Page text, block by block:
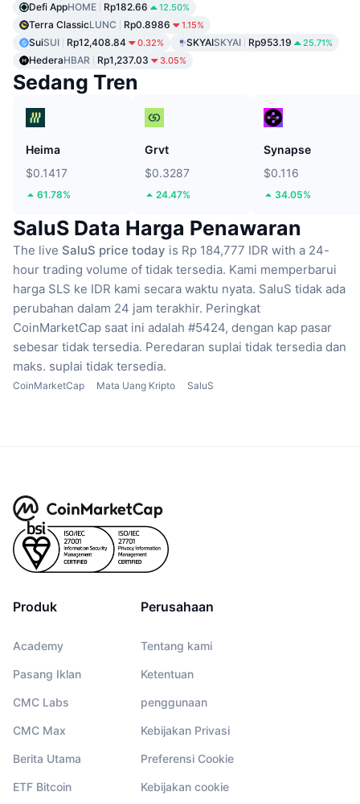
Defi AppHOME Rp182.66 12.50%
Terra ClassicLUNC Rp0.8986 1.15%
SuiSUI Rp12,408.84 0.32% SKYAISKYAI Rp953.19 25.71%
HederaHBAR Rp1,237.03 3.05%
Sedang Tren
Heima
$0.1417
61.78%
Grvt
$0.3287
24.47%
Synapse
$0.116
34.05%
SaluS Data Harga Penawaran
The live SaluS price today is Rp 184,777 IDR with a 24-
hour trading volume of tidak tersedia. Kami memperbarui
harga SLS ke IDR kami secara waktu nyata. SaluS tidak ada
perubahan dalam 24 jam terakhir. Peringkat
CoinMarketCap saat ini adalah #5424, dengan kap pasar
sebesar tidak tersedia. Peredaran suplai tidak tersedia dan
maks. suplai tidak tersedia.
CoinMarketCap Mata Uang Kripto SaluS
Produk
Academy
Pasang Iklan
CMC Labs
CMC Max
Berita Utama
ETF Bitcoin
Perusahaan
Tentang kami
Ketentuan
penggunaan
Kebijakan Privasi
Preferensi Cookie
Kebijakan cookie